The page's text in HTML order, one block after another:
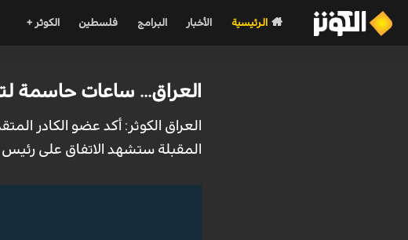
الرئيسية الأخبار البرامج فلسطين الكوثر +
العراق... ساعات حاسمة
المقبلة ستشهد الاتفاق على